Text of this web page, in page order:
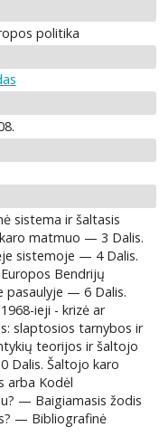
politika
sistema ir šaltasis
matmuo — 3 Dalis.
sistemoje — 4 Dalis.
Bendrijų
pasaulyje — 6 Dalis.
ieji - krizė ar
slaptosios tarnybos ir
teorijos ir šaltojo
Dalis. Šaltojo karo
arba Kodėl
— Baigiamasis žodis
— Bibliografinė